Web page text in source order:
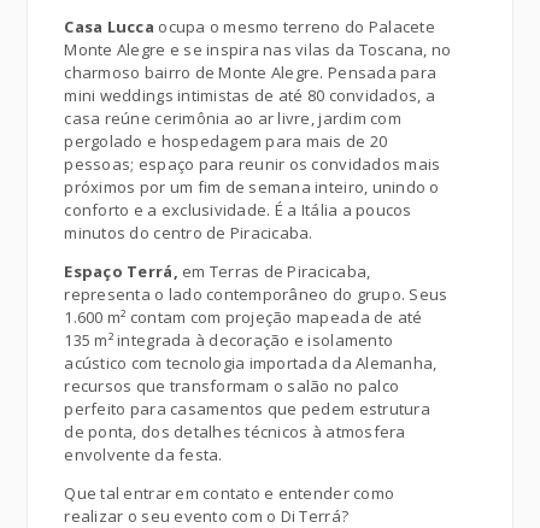
Casa Lucca ocupa o mesmo terreno do Palacete
Monte Alegre e se inspira nas vilas da Toscana, no
charmoso bairro de Monte Alegre. Pensada para
mini weddings intimistas de até 80 convidados, a
casa reúne cerimônia ao ar livre, jardim com
pergolado e hospedagem para mais de 20
pessoas; espaço para reunir os convidados mais
próximos por um fim de semana inteiro, unindo o
conforto e a exclusividade. É a Itália a poucos
minutos do centro de Piracicaba.
Espaço Terrá, em Terras de Piracicaba,
representa o lado contemporâneo do grupo. Seus
1.600 m² contam com projeção mapeada de até
135 m² integrada à decoração e isolamento
acústico com tecnologia importada da Alemanha,
recursos que transformam o salão no palco
perfeito para casamentos que pedem estrutura
de ponta, dos detalhes técnicos à atmosfera
envolvente da festa.
Que tal entrar em contato e entender como
realizar o seu evento com o Di Terrá?